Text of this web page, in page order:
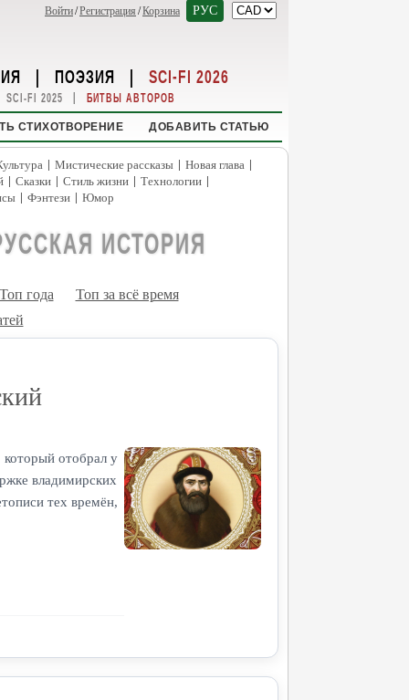
Войти/Регистрация /Корзина РУС
| ПОЭЗИЯ | SCI-FI 2026
SCI-FI 2025 | БИТВЫ АВТОРОВ
СТИХОТВОРЕНИЕ ДОБАВИТЬ СТАТЬЮ
| Мистические рассказы | Новая глава |
| Сказки | Стиль жизни | Технологии |
| Фэнтези | Юмор
ИСТОРИЯ
года
Топ за всё время
отобрал у
владимирских
тех времён,